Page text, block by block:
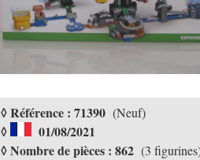
◊ Référence : 71390 (Neuf)
◊
01/08/2021
◊ Nombre de pièces : 862 (3